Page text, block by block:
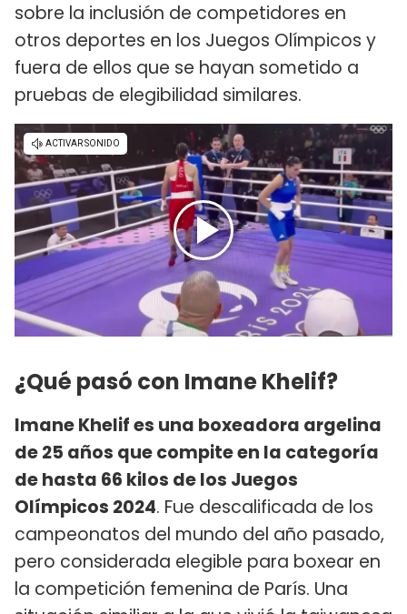
sobre la inclusión de competidores en
otros deportes en los Juegos Olímpicos y
fuera de ellos que se hayan sometido a
pruebas de elegibilidad similares.
¿Qué pasó con Imane Khelif?
Imane Khelif es una boxeadora argelina
de 25 años que compite en la categoría
de hasta 66 kilos de los Juegos
Olímpicos 2024. Fue descalificada de los
campeonatos del mundo del año pasado,
pero considerada elegible para boxear en
la competición femenina de París. Una